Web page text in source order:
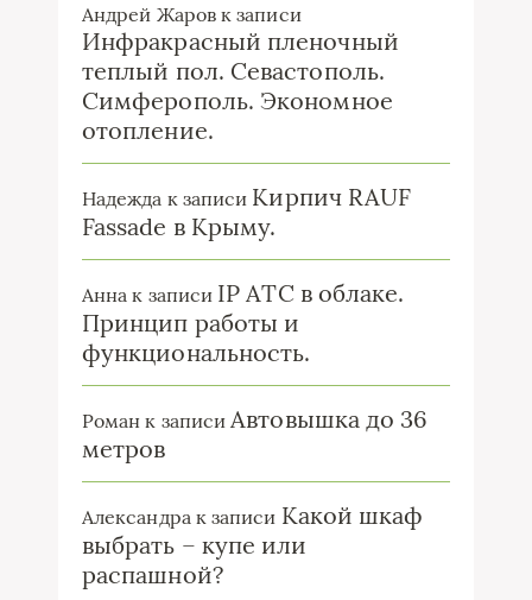
Андрей Жаровк записи
Инфракрасный пленочный
теплый пол. Севастополь.
Симферополь. Экономное
отопление.
Надежда к записи Кирпич RAUF
Fassade в Крыму.
Анна к записи IP ATC в облаке.
Принцип работы и
функциональность.
Роман к записи Автовышка до 36
метров
Александра к записи Какой шкаф
выбрать – купе или
распашной?